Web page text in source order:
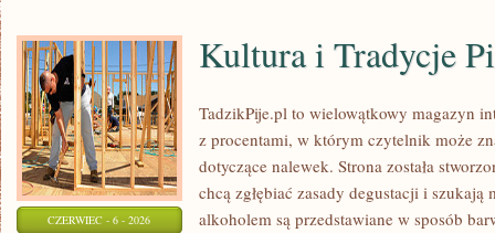
CZERWIEC - 6 - 2026
Kultura i Tradycje
TadzikPije.pl to wielowątkowy magazyn
z procentami, w którym czytelnik może
dotyczące nalewek. Strona została
chcą zgłębiać zasady degustacji i
alkoholem są przedstawiane w sposób